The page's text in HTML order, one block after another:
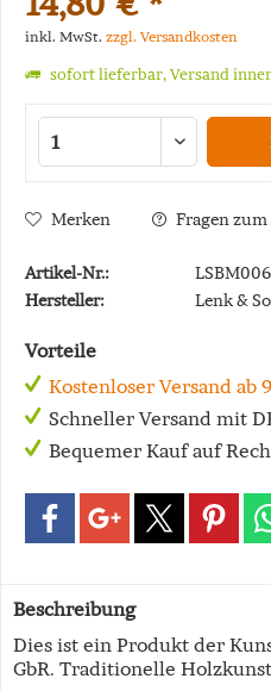
inkl. MwSt. zzgl. Versandkosten
sofort lieferbar, Versand
Merken Fragen
Artikel-Nr.:
LSBM006
Hersteller:
Lenk &
Vorteile
Kostenloser Versand ab
Schneller Versand mit
Bequemer Kauf auf
Beschreibung
Dies ist ein Produkt der
GbR. Traditionelle